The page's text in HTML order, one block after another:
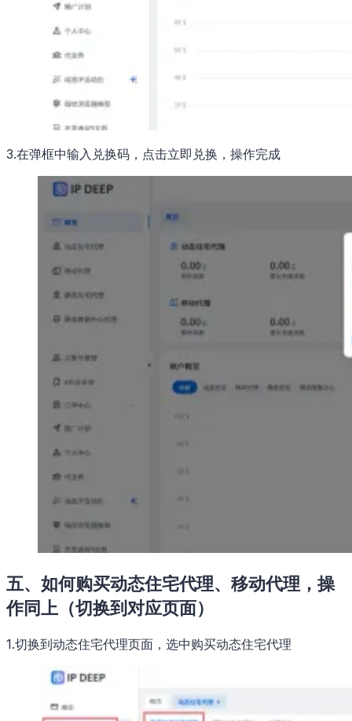
3.在弹框中输入兑换码，点击立即兑换，操作完成
五、如何购买动态住宅代理、移动代理，操
作同上（切换到对应页面）
1.切换到动态住宅代理页面，选中购买动态住宅代理